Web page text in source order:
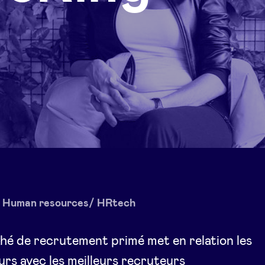
Human resources/ HRtech
de recrutement primé met en relation les
avec les meilleurs recruteurs